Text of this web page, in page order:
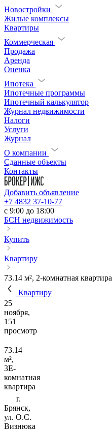
Новостройки
Жилые комплексы
Квартиры
Коммерческая
Продажа
Аренда
Оценка
Ипотека
Ипотечные программы
Ипотечный калькулятор
Журнал недвижимости
Налоги
Услуги
Журнал
О компании
Сданные объекты
Контакты
Добавить объявление
+7 4832 37-10-77
c 9:00 до 18:00
БСН недвижимость
Купить
Квартиру
73.14 м², 2-комнатная квартира
Квартиру
25
ноября,
151
просмотр
73.14
м²,
3Е-
комнатная
квартира
г.
Брянск,
ул. О.С.
Визнюка